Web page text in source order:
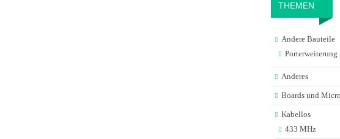
THEMEN
Andere Bauteile
Porterweiterung
Anderes
Boards und
Kabellos
433 MHz